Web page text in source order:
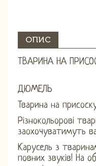
ОПИС
ТВАРИНА НА
ДЮМЕЛЬ
Тварина на
Різнокольорові
заохочуватимуть
Карусель з
повних звуків! На